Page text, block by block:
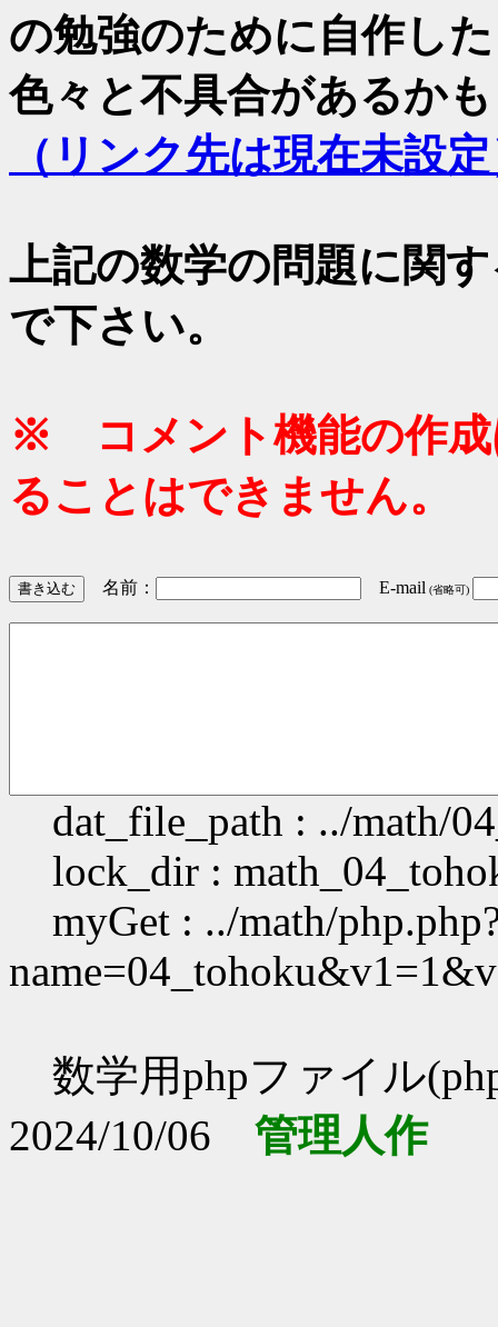
の勉強のために自作し
色々と不具合があるか
（リンク先は現在未設
上記の数学の問題に関
で下さい。
※ コメント機能の作成
ることはできません。
名前： E-mail (省略可)
dat_file_path : ../math/
lock_dir :
myGet : ../math/
数学用phpファイル
2024/10/06 管理人作